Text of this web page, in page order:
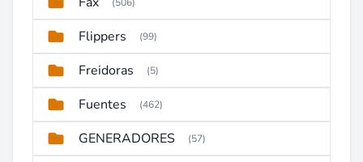
Flippers (99)
Freidoras (5)
Fuentes (462)
GENERADORES (57)